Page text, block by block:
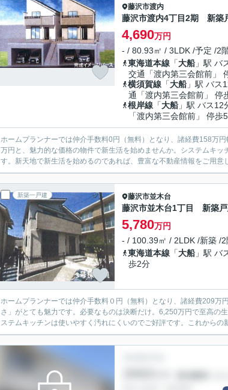
藤沢市渡内
藤沢市渡内4丁目2期 新
4,690万円
- / 80.93㎡ / 3LDK /予定 /2
東海道本線 「大船」駅 バ
交通「渡内第三会館前」
横須賀線 「大船」駅 バス
通「渡内第三会館前」 停
根岸線 「大船」駅 バス12
「渡内第三会館前」 停歩
ホームプランナーでは仲介手数料0円（無料）となり、諸経費158万
万円と、魅力的な価格の物件で新生活を始めませんか。システムキ
す。新天地で新生活を始めるのであれば、豊富な不動産情報をご用
新築一戸建 藤沢市並木台
藤沢市並木台1丁目 新築
5,780万円
- / 100.39㎡ / 2LDK /新築 /2
東海道本線 「大船」駅 バ
歩2分
ホームプランナーでは仲介手数料０円（無料）となり、諸経費209
さ」がとても魅力です。必要なものは決断だけ。6,250万円で至高の
ステムキッチンは使いやすく汚れにくいのでご好評です。これから